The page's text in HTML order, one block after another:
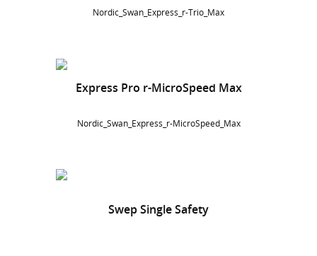
Nordic_Swan_Express_r-Trio_Max
Express Pro r-MicroSpeed Max
Nordic_Swan_Express_r-MicroSpeed_Max
Swep Single Safety